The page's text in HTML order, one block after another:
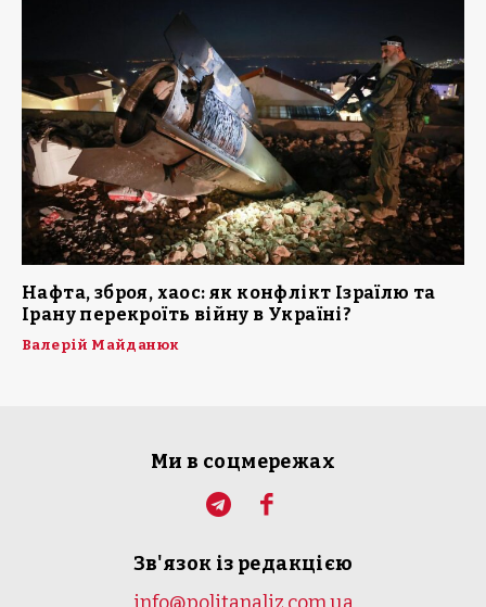
Нафта, зброя, хаос: як конфлікт Ізраїлю та
Ірану перекроїть війну в Україні?
Валерій Майданюк
Ми в соцмережах
Зв'язок із редакцією